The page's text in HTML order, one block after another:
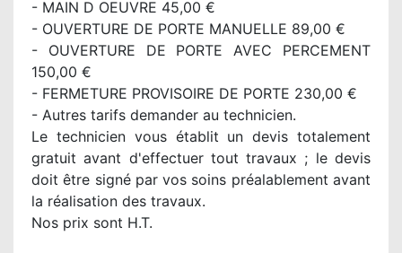
- MAIN D OEUVRE 45,00 €
- OUVERTURE DE PORTE MANUELLE 89,00 €
- OUVERTURE DE PORTE AVEC PERCEMENT
150,00 €
- FERMETURE PROVISOIRE DE PORTE 230,00 €
- Autres tarifs demander au technicien.
Le technicien vous établit un devis totalement
gratuit avant d'effectuer tout travaux ; le devis
doit être signé par vos soins préalablement avant
la réalisation des travaux.
Nos prix sont H.T.